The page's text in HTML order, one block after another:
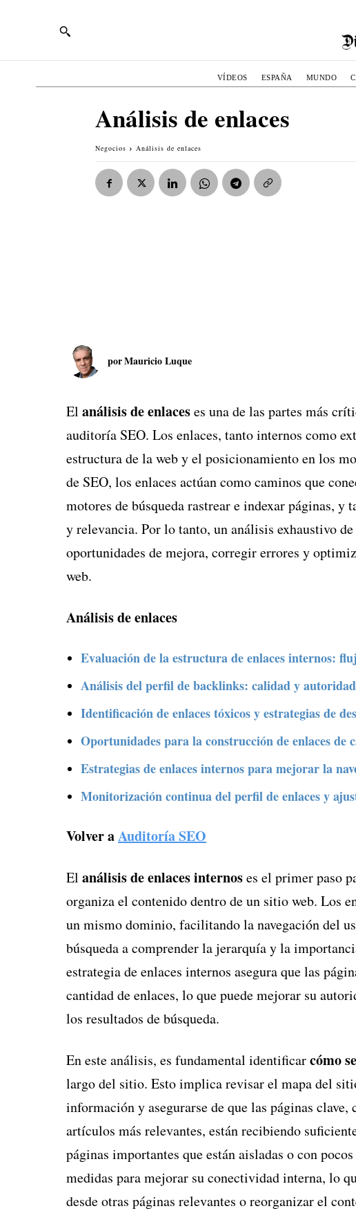
VÍDEOS ESPAÑA MUNDO
Análisis de enlaces
Negocios Análisis de enlaces
porMauricio Luque
El análisis de enlaceses una de las partes más
auditoría SEO. Los enlaces, tanto internos como
estructura de la web y el posicionamiento en los
de SEO, los enlaces actúan como caminos que
motores de búsqueda rastrear e indexar páginas, y
y relevancia. Por lo tanto, un análisis exhaustivo
oportunidades de mejora, corregir errores y
web.
Análisis de enlaces
Evaluación de la estructura de enlaces internos:
Análisis del perfil de backlinks: calidad y
Identificación de enlaces tóxicos y estrategias de
Oportunidades para la construcción de enlaces de
Estrategias de enlaces internos para mejorar la
Monitorización continua del perfil de enlaces y
Volver aAuditoría SEO
El análisis de enlaces internoses el primer paso
organiza el contenido dentro de un sitio web. Los
un mismo dominio, facilitando la navegación del
búsqueda a comprender la jerarquía y la
estrategia de enlaces internos asegura que las
cantidad de enlaces, lo que puede mejorar su
los resultados de búsqueda.
En este análisis, es fundamental identificarcómo
largo del sitio. Esto implica revisar el mapa del
información y asegurarse de que las páginas
artículos más relevantes, están recibiendo
páginas importantes que están aisladas o con
medidas para mejorar su conectividad interna, lo
desde otras páginas relevantes o reorganizar el